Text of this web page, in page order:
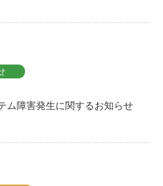
ム障害発生に関するお知らせ